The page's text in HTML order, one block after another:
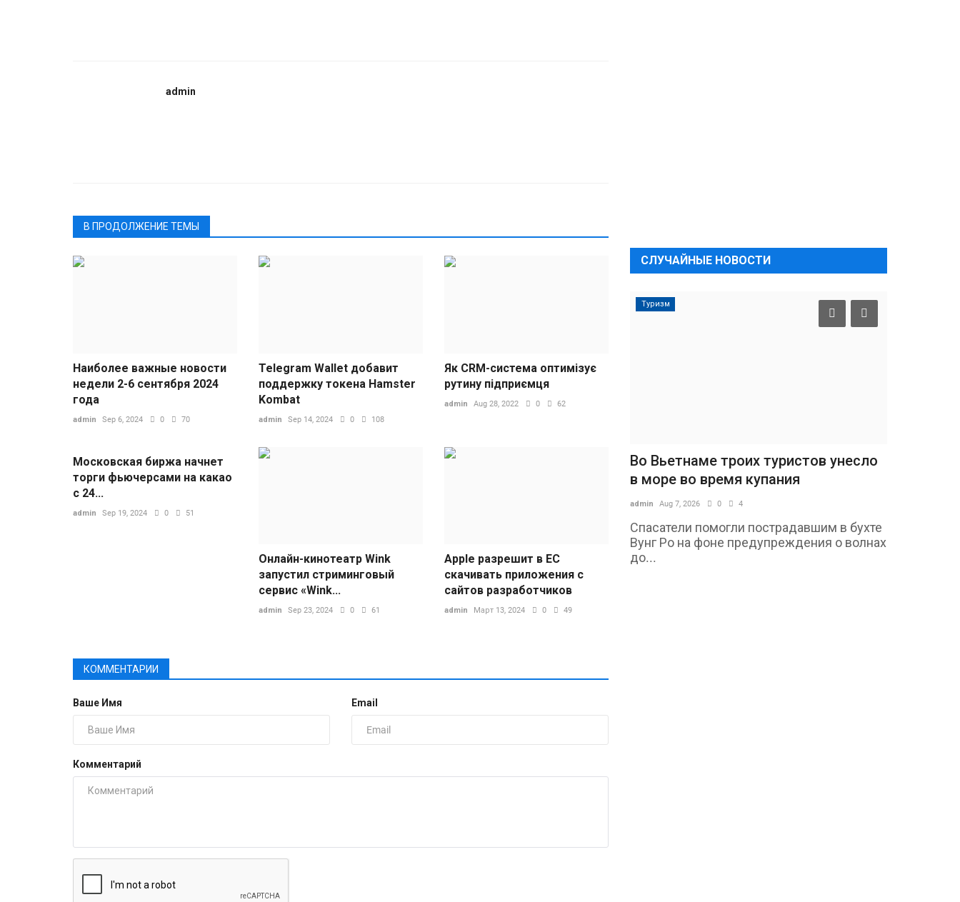
admin
В ПРОДОЛЖЕНИЕ ТЕМЫ
Наиболее важные новости
недели 2-6 сентября 2024
года
admin Sep 6, 2024 0 70
Telegram Wallet добавит
поддержку токена Hamster
Kombat
admin Sep 14, 2024 0 108
Як CRM-система оптимізує
рутину підприємця
admin Aug 28, 2022 0 62
Московская биржа начнет
торги фьючерсами на какао
с 24...
admin Sep 19, 2024 0 51
Онлайн-кинотеатр Wink
запустил стриминговый
сервис «Wink...
admin Sep 23, 2024 0 61
Apple разрешит в ЕС
скачивать приложения с
сайтов разработчиков
admin Март 13, 2024 0 49
КОММЕНТАРИИ
Ваше Имя Email
Комментарий
СЛУЧАЙНЫЕ НОВОСТИ
Туризм
Во Вьетнаме троих туристов унесло
в море во время купания
admin Aug 7, 2026 0 4
Спасатели помогли пострадавшим в бухте
Вунг Ро на фоне предупреждения о волнах
до...